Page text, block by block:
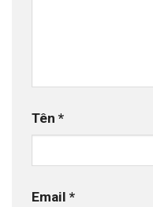
Tên *
Email *